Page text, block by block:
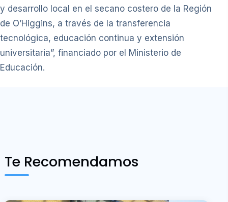
y desarrollo local en el secano costero de la Región
de O’Higgins, a través de la transferencia
tecnológica, educación continua y extensión
universitaria”, financiado por el Ministerio de
Educación.
Te Recomendamos